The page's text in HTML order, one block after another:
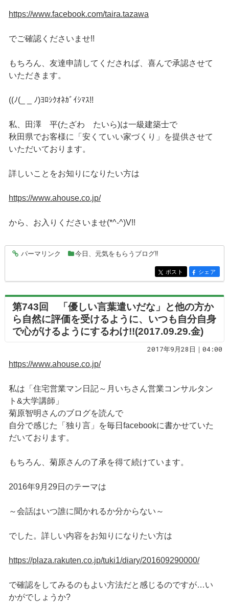
https://www.facebook.com/taira.tazawa
でご確認くださいませ!!
もちろん、友達申請してくだされば、喜んで承認させて
いただきます。
((ﾉ(_ _ ﾉ)ﾖﾛｼｸｵﾈｶﾞｲｼﾏｽ!!
私、田澤 平(たざわ たいら)は一級建築士で
秋田県でお客様に「安くていい家づくり」を提供させて
いただいております。
詳しいことをお知りになりたい方は
https://www.ahouse.co.jp/
から、お入りくださいませ(*^-^)V!!
entry4561
パーマリンク 今日、元気をもらうブログ‼
entry4561
ポスト entry4561
シェア
第743回 「優しい言葉遣いだな」と他の方か
ら自然に評価を受けるように、いつも自分自身
で心がけるようにするわけ!!(2017.09.29.金)
2017年9月28日｜04:00
https://www.ahouse.co.jp/
私は「住宅営業マン日記～月いちさん営業コンサルタン
ト&大学講師」
菊原智明さんのブログを読んで
自分で感じた「独り言」を毎日facebookに書かせていた
だいております。
もちろん、菊原さんの了承を得て続けています。
2016年9月29日のテーマは
～会話はいつ誰に聞かれるか分からない～
でした。詳しい内容をお知りになりたい方は
https://plaza.rakuten.co.jp/tuki1/diary/201609290000/
で確認をしてみるのもよい方法だと感じるのですが…い
かがでしょうか?